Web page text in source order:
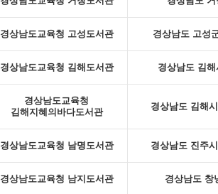
경상남도교육청 고성도서관 경상남도 고성
경상남도교육청 김해도서관 경상남도 김
경상남도교육청
김해지혜의바다도서관
경상남도 김해
경상남도교육청 남명도서관 경상남도 진주
경상남도교육청 남지도서관 경상남도 창